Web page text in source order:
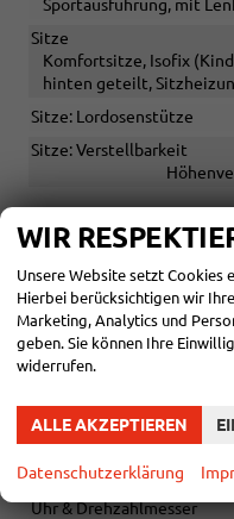
Sportausführung, mit
Sitze
Komfortsitze, Isofix
hinten geteilt,
Sitze: Lordosenstütze
Sitze: Verstellbarkeit
INFOTAINMENT &
Audioanlage
Radio/MP3-Player,
USB, Digitalradio DAB,
CarPlay,
Außentemperaturanzeige
Bordcomputer
Navigationssystem
Telefon
Uhr & Drehzahlmesser
WIR
Unsere Website setzt Cookies
Hierbei berücksichtigen wir
Marketing, Analytics und
geben. Sie können Ihre
widerrufen.
ALLE AKZEPTIEREN
Datenschutzerklärung